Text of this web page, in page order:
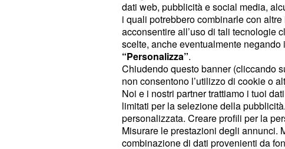
Il trasferimento degli
fermato all'ultimo
Convinti di non avere più alcun futuro
cresciuti, i fratelliErenprenderanno
lasciare tutto e trasferirsi ad Adiyaman
ricostruire la propria vita altrove. La
definitiva e nessuno immaginerà che
dati web, pubblicità e social media,
i quali potrebbero combinarle con
acconsentire all’uso di tali tecnologie
scelte, anche eventualmente
“Personalizza”.
Chiudendo questo banner (cliccando
non consentono l’utilizzo di cookie o
Noi e i nostri partner trattiamo i tuoi
limitati per la selezione della
personalizzata. Creare profili per la
Misurare le prestazioni degli annunci.
combinazione di dati provenienti da